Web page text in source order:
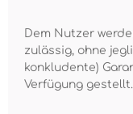
Dem Nutzer
zulässig, ohne
konkludente)
Verfügung gestellt.